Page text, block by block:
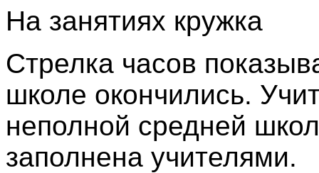
На занятиях кружка
Стрелка часов
школе окончились.
неполной средней
заполнена учителями.